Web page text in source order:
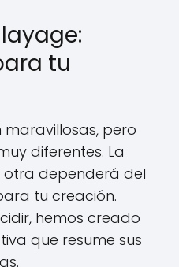
tu
pero
diferentes. La
otra dependerá del
tu creación.
hemos creado
que resume sus